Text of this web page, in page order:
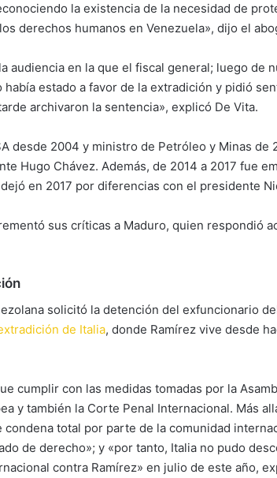
la existencia de la necesidad de
derechos humanos en Venezuela», dijo el
audiencia en la que el fiscal general; luego de
estado a favor de la extradición y pidió
archivaron la sentencia», explicó De Vita.
desde 2004 y ministro de Petróleo y Minas de
Hugo Chávez. Además, de 2014 a 2017 fue
en 2017 por diferencias con el presidente
sus críticas a Maduro, quien respondió
solicitó la detención del exfuncionario
de Italia, donde Ramírez vive desde
cumplir con las medidas tomadas por la
y también la Corte Penal Internacional. Más
total por parte de la comunidad
de derecho»; y «por tanto, Italia no pudo
contra Ramírez» en julio de este año,